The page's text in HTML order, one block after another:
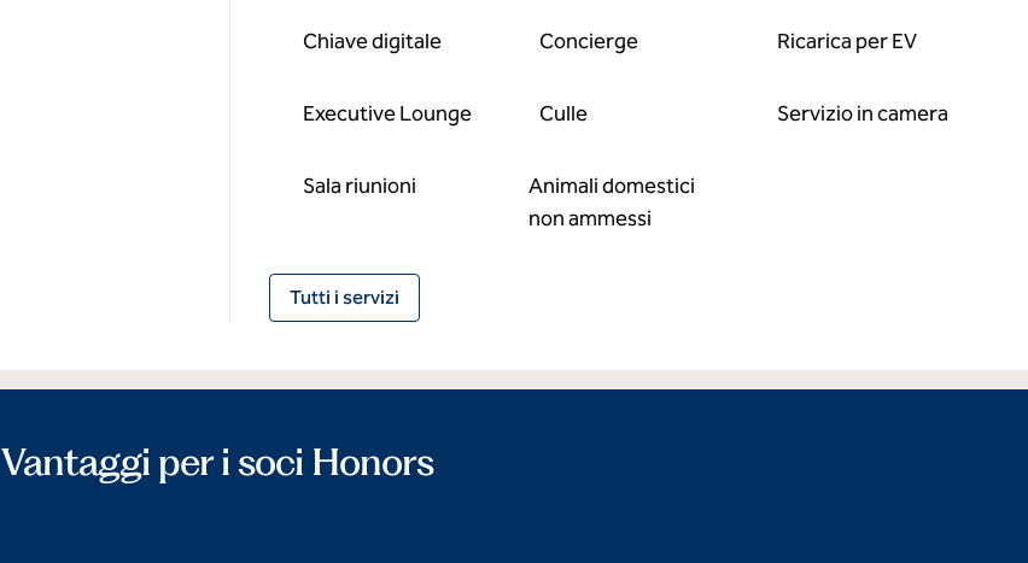
Chiave digitale Concierge Ricarica per EV
Executive Lounge Culle Servizio in camera
Sala riunioni
Animali domestici
non ammessi
Tutti i servizi
Vantaggi per i soci Honors